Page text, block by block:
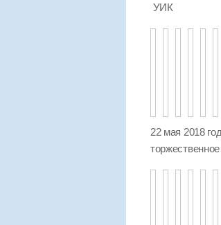
УИК
22 мая 2018